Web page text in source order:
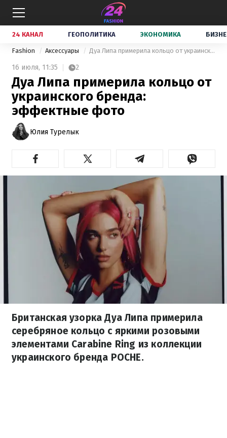
24 КАНАЛ ГЕОПОЛИТИКА ЭКОНОМИКА
Fashion Аксессуары Дуа Липа примерила кольцо от украинского бренда: эффектные фото
16 июля, 11:35 2
Дуа Липа примерила кольцо от
украинского бренда:
эффектные фото
Юлия Турелык
Британская узорка Дуа Липа примерила
серебряное кольцо с яркими розовыми
элементами Carabine Ring из коллекции
украинского бренда POCHE.